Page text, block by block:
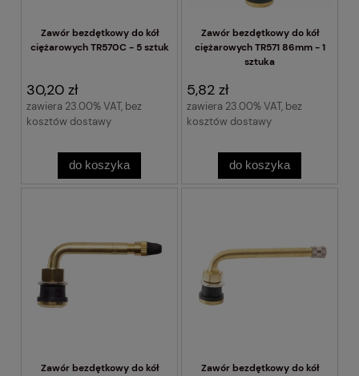
Zawór bezdętkowy do kół
ciężarowych TR570C - 5 sztuk
30,20 zł
zawiera 23.00% VAT, bez
kosztów dostawy
do koszyka
Zawór bezdętkowy do kół
ciężarowych TR571 86mm - 1
sztuka
5,82 zł
zawiera 23.00% VAT, bez
kosztów dostawy
do koszyka
Zawór bezdętkowy do kół
Zawór bezdętkowy do kół